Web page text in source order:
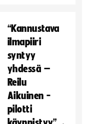
“Kannustava
ilmapiiri
syntyy
yhdessä –
Reilu
Aikuinen -
pilotti